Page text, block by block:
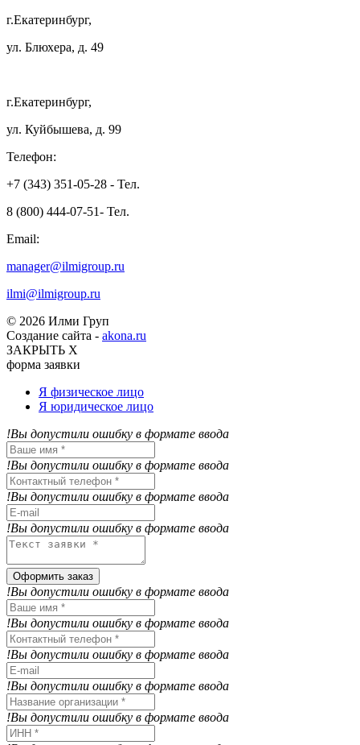
г.Екатеринбург,
ул. Блюхера, д. 49
г.Екатеринбург,
ул. Куйбышева, д. 99
Телефон:
+7 (343) 351-05-28 - Тел.
8 (800) 444-07-51- Тел.
Email:
manager@ilmigroup.ru
ilmi@ilmigroup.ru
© 2026 Илми Груп
Создание сайта - akona.ru
ЗАКРЫТЬ Х
форма заявки
Я физическое лицо
Я юридическое лицо
!Вы допустили ошибку в формате ввода
!Вы допустили ошибку в формате ввода
!Вы допустили ошибку в формате ввода
!Вы допустили ошибку в формате ввода
Оформить заказ
!Вы допустили ошибку в формате ввода
!Вы допустили ошибку в формате ввода
!Вы допустили ошибку в формате ввода
!Вы допустили ошибку в формате ввода
!Вы допустили ошибку в формате ввода